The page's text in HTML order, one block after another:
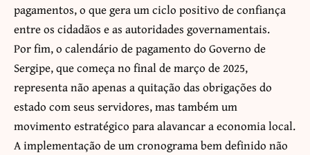
pagamentos, o que gera um ciclo positivo de confiança
entre os cidadãos e as autoridades governamentais.
Por fim, o calendário de pagamento do Governo de
Sergipe, que começa no final de março de 2025,
representa não apenas a quitação das obrigações do
estado com seus servidores, mas também um
movimento estratégico para alavancar a economia local.
A implementação de um cronograma bem definido não